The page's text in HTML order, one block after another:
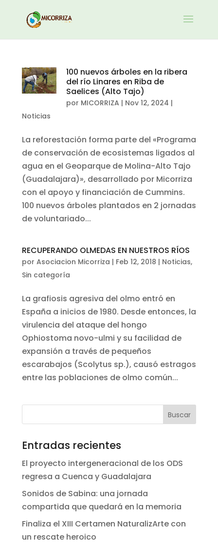
100 nuevos árboles en la ribera
del río Linares en Riba de
Saelices (Alto Tajo)
por MICORRIZA | Nov 12, 2024 |
Noticias
La reforestación forma parte del «Programa
de conservación de ecosistemas ligados al
agua en el Geoparque de Molina-Alto Tajo
(Guadalajara)», desarrollado por Micorriza
con el apoyo y financiación de Cummins.
100 nuevos árboles plantados en 2 jornadas
de voluntariado...
RECUPERANDO OLMEDAS EN NUESTROS RÍOS
por Asociacion Micorriza | Feb 12, 2018 | Noticias,
Sin categoría
La grafiosis agresiva del olmo entró en
España a inicios de 1980. Desde entonces, la
virulencia del ataque del hongo
Ophiostoma novo-ulmi y su facilidad de
expansión a través de pequeños
escarabajos (Scolytus sp.), causó estragos
entre las poblaciones de olmo común...
Entradas recientes
El proyecto intergeneracional de los ODS
regresa a Cuenca y Guadalajara
Sonidos de Sabina: una jornada
compartida que quedará en la memoria
Finaliza el XIII Certamen NaturalizArte con
un rescate heroico